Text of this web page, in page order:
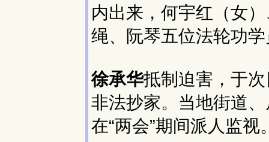
内出来，何宇红（女
绳、阮琴五位法轮功
徐承华抵制迫害，于
非法抄家。当地街道
在“两会”期间派人监视